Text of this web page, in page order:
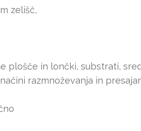
zelišč,
plošče in lončki, substrati,
razmnoževanja in